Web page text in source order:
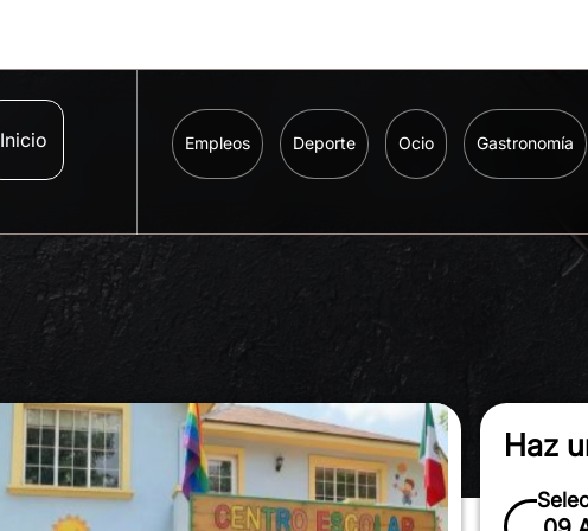
Inicio Empleos Deporte Ocio Gastronomía
Haz